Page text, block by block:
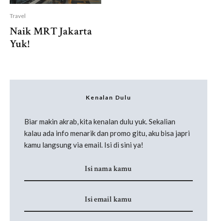
Travel
Naik MRT Jakarta
Yuk!
Kenalan Dulu
Biar makin akrab, kita kenalan dulu yuk. Sekalian
kalau ada info menarik dan promo gitu, aku bisa japri
kamu langsung via email. Isi di sini ya!